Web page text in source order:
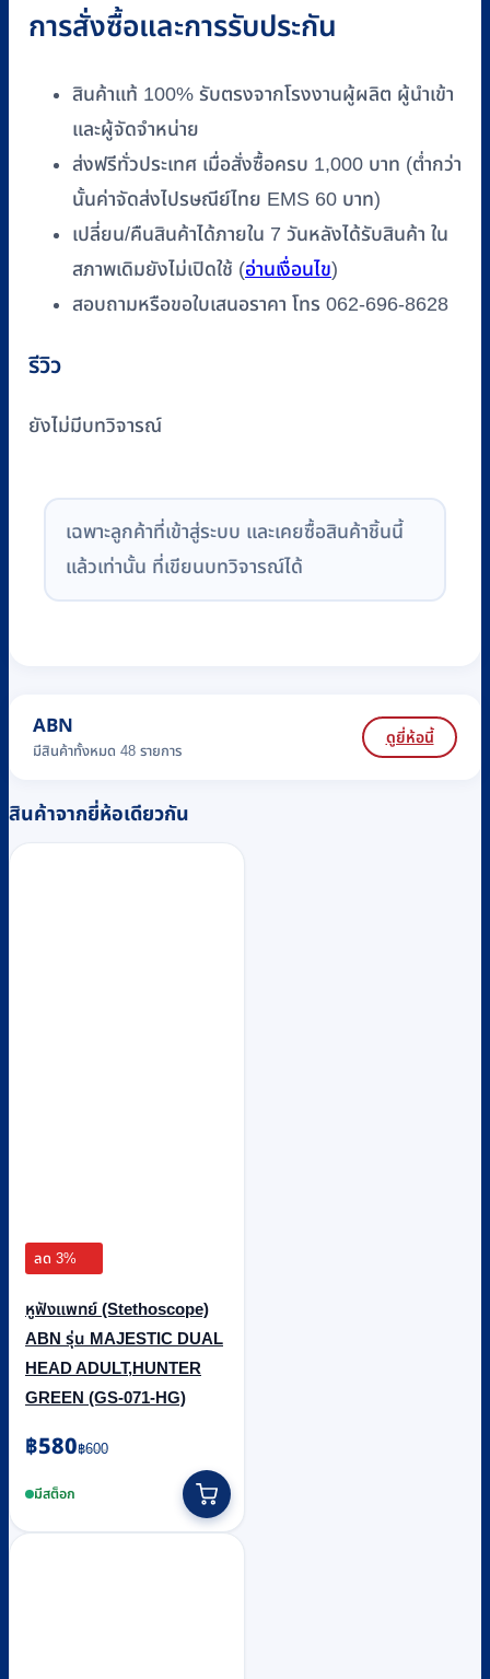
การสั่งซื้อและการรับประกัน
สินค้าแท้ 100% รับตรงจากโรงงานผู้ผลิต ผู้นำเข้า
และผู้จัดจำหน่าย
ส่งฟรีทั่วประเทศ เมื่อสั่งซื้อครบ 1,000 บาท (ต่ำกว่า
นั้นค่าจัดส่งไปรษณีย์ไทย EMS 60 บาท)
เปลี่ยน/คืนสินค้าได้ภายใน 7 วันหลังได้รับสินค้า ใน
สภาพเดิมยังไม่เปิดใช้ (อ่านเงื่อนไข)
สอบถามหรือขอใบเสนอราคา โทร 062-696-8628
รีวิว
ยังไม่มีบทวิจารณ์
เฉพาะลูกค้าที่เข้าสู่ระบบ และเคยซื้อสินค้าชิ้นนี้
แล้วเท่านั้น ที่เขียนบทวิจารณ์ได้
ABN
มีสินค้าทั้งหมด 48 รายการ
ดูยี่ห้อนี้
สินค้าจากยี่ห้อเดียวกัน
ลด 3%
หูฟังแพทย์ (Stethoscope)
ABN รุ่น MAJESTIC DUAL
HEAD ADULT,HUNTER
GREEN (GS-071-HG)
฿600
Original
was:
฿580
Current
is:มีสต็อก